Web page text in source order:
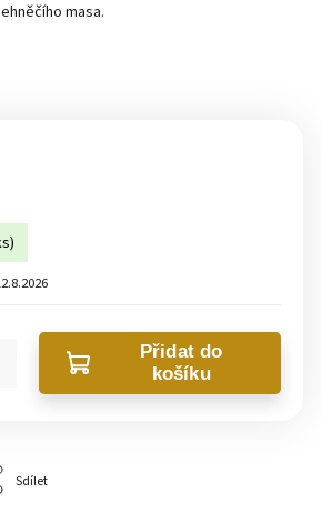
masa.
Přidat do
košíku
Sdílet